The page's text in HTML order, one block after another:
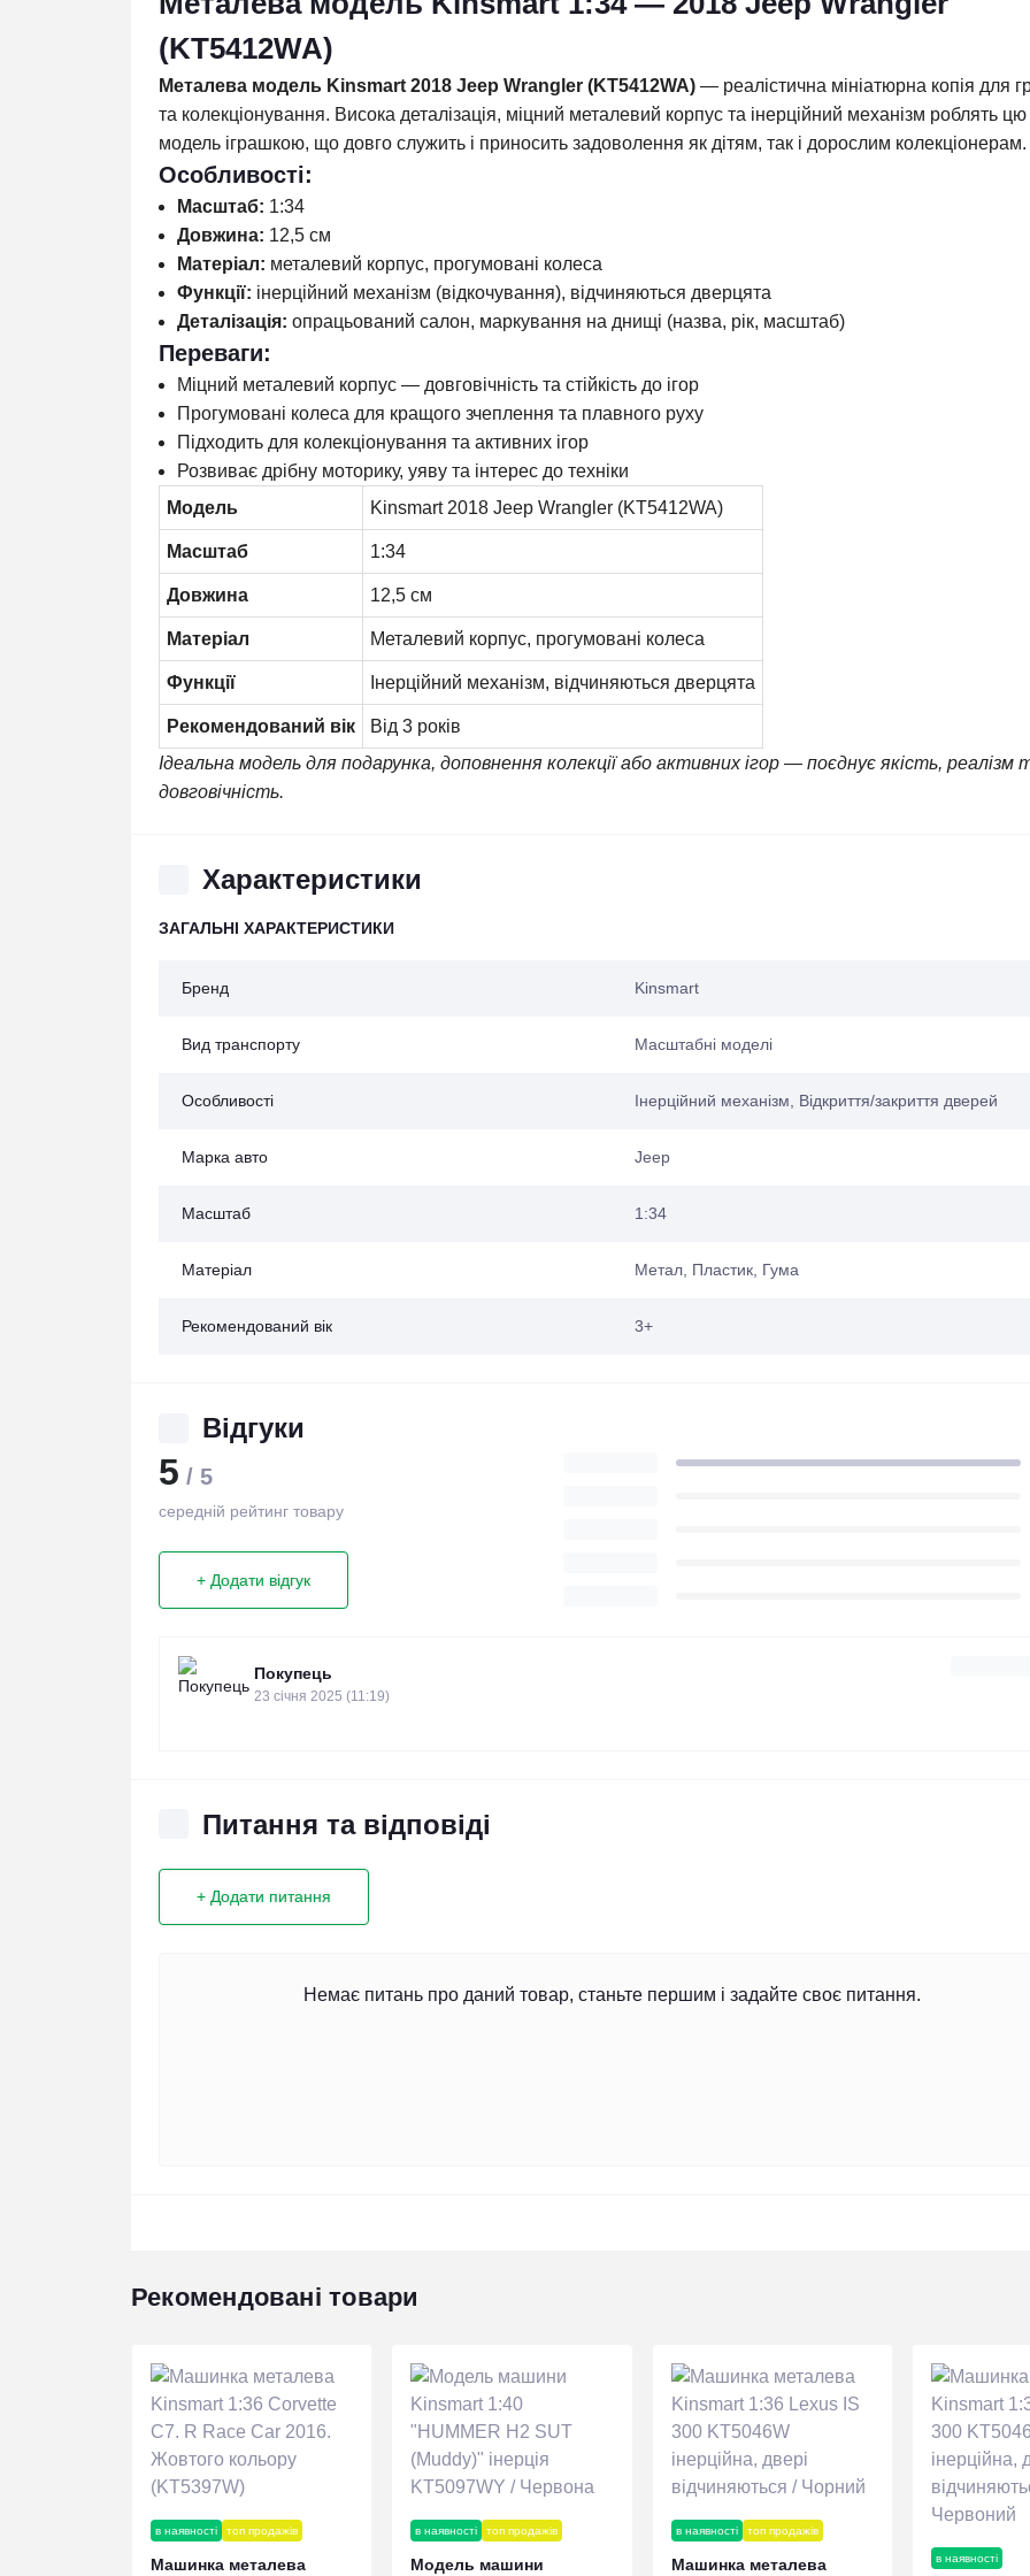
(KT5412WA)
Металева модель Kinsmart 2018 Jeep Wrangler (KT5412WA) — реалістична мініатюрна копія для
та колекціонування. Висока деталізація, міцний металевий корпус та інерційний механізм роблять цю
модель іграшкою, що довго служить і приносить задоволення як дітям, так і дорослим колекціонерам.
Особливості:
Масштаб: 1:34
Довжина: 12,5 см
Матеріал: металевий корпус, прогумовані колеса
Функції: інерційний механізм (відкочування), відчиняються дверцята
Деталізація: опрацьований салон, маркування на днищі (назва, рік, масштаб)
Переваги:
Міцний металевий корпус — довговічність та стійкість до ігор
Прогумовані колеса для кращого зчеплення та плавного руху
Підходить для колекціонування та активних ігор
Розвиває дрібну моторику, уяву та інтерес до техніки
Модель
Kinsmart 2018 Jeep Wrangler (KT5412WA)
Масштаб 1:34
Довжина 12,5 см
Матеріал Металевий корпус, прогумовані колеса
Функції Інерційний механізм, відчиняються дверцята
Рекомендований вік
Від 3 років
Ідеальна модель для подарунка, доповнення колекції або активних ігор — поєднує якість, реалізм
довговічність.
Характеристики
ЗАГАЛЬНІ ХАРАКТЕРИСТИКИ
Бренд Kinsmart
Вид транспорту Масштабні моделі
Особливості Інерційний механізм, Відкриття/закриття дверей
Марка авто Jeep
Масштаб 1:34
Матеріал Метал, Пластик, Гума
Рекомендований вік 3+
Відгуки
5 / 5
середній рейтинг товару
+ Додати відгук
Покупець
23 cічня 2025 (11:19)
Питання та відповіді
+ Додати питання
Немає питань про даний товар, станьте першим і задайте своє питання.
Рекомендовані товари
в наявності топ продажів
Машинка металева
в наявності топ продажів
Модель машини
в наявності топ продажів
Машинка металева в наявності